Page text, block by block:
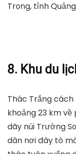
Trọng, tỉnh
8. Khu du
Thác Trắng
khoảng 23 km
dãy núi Trường
dân nơi đây tò